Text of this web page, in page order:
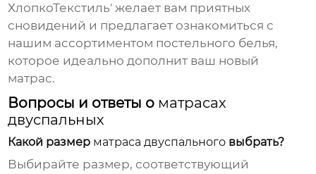
ХлопкоТекстиль' желает вам приятных
сновидений и предлагает ознакомиться с
нашим ассортиментом постельного белья,
которое идеально дополнит ваш новый
матрас.
Вопросы и ответы о матрасах
двуспальных
Какой размер матраса двуспального выбрать?
Выбирайте размер, соответствующий